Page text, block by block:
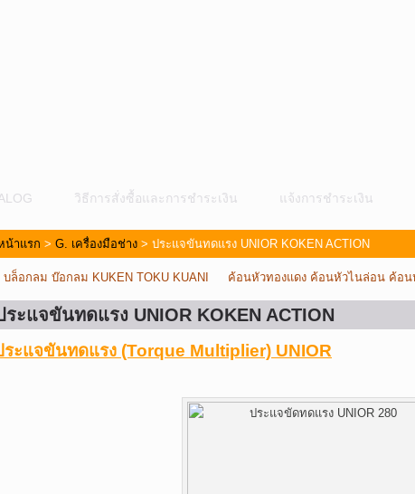
วิธีการสั่งซื้อและการชำระเงิน แจ้งการชำระเงิน
น้าแรก > G. เครื่องมือช่าง > ประแจขันทดแรง UNIOR KOKEN ACTION
บล็อกลม บ๊อกลม KUKEN TOKU KUANI ค้อนหัวทองแดง ค้อนหัวไนล่อน ค้อน
ระแจขันทดแรง UNIOR KOKEN ACTION
ระแจขันทดแรง (Torque Multiplier) UNIOR